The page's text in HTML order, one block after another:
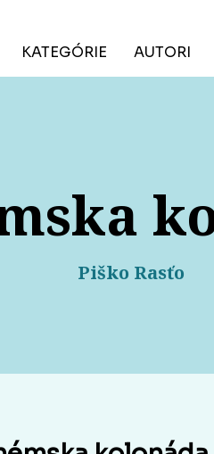
KATEGÓRIE AUTORI
Piško Rasťo